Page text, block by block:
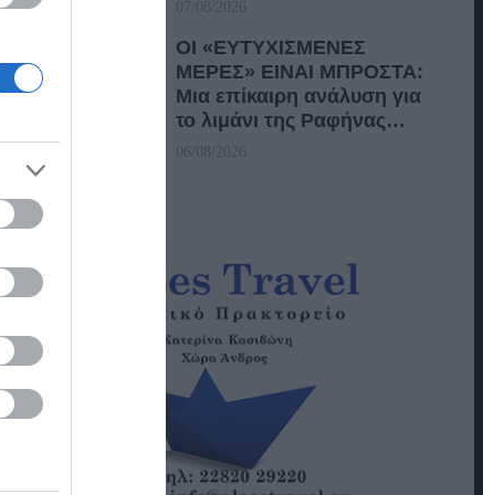
07/08/2026
ΟΙ «ΕΥΤΥΧΙΣΜΕΝΕΣ
ΜΕΡΕΣ» ΕΙΝΑΙ ΜΠΡΟΣΤΑ:
Μια επίκαιρη ανάλυση για
το λιμάνι της Ραφήνας…
06/08/2026